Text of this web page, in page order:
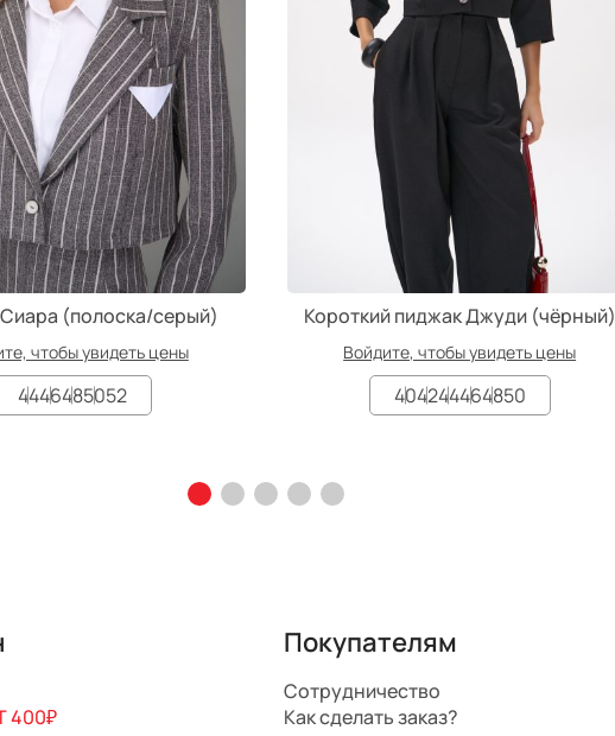
(полоска/серый)
чтобы увидеть цены
4446485052
Короткий пиджак Джуди (чёрный)
Войдите, чтобы увидеть цены
404244464850
400₽
Покупателям
Сотрудничество
Как сделать заказ?